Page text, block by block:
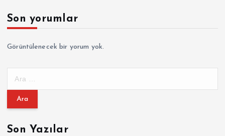
Son yorumlar
Görüntülenecek bir yorum yok.
m
:Son Yazılar